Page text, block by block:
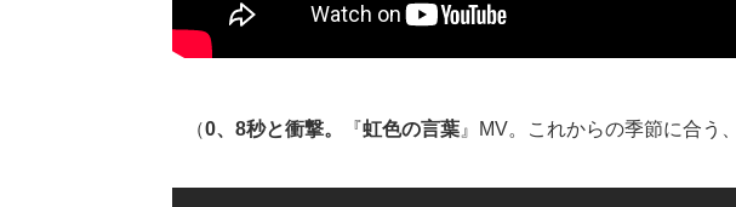
（0、8秒と衝撃。 『虹色の言葉 』MV。これからの季節に合う